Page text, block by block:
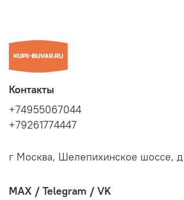
Контакты
+74955067044
+79261774447
г Москва, Шелепихинское шоссе, д
MAX / Telegram / VK